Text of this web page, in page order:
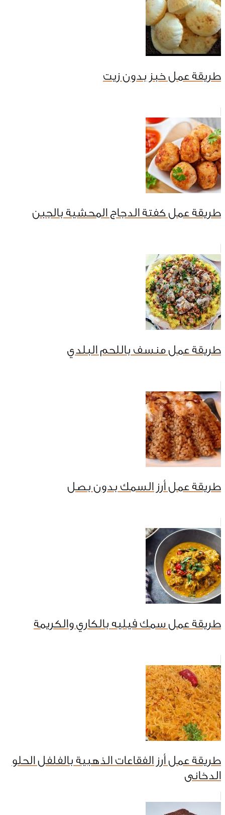
طريقة عمل خبز بدون زيت
طريقة عمل كفتة الدجاج المحشية بالجبن
طريقة عمل منسف باللحم البلدي
طريقة عمل أرز السمك بدون بصل
طريقة عمل سمك فيليه بالكاري والكريمة
طريقة عمل أرز الفقاعات الذهبية بالفلفل الحلو
الدخانى